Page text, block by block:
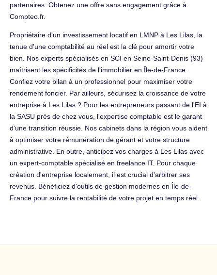
partenaires. Obtenez une offre sans engagement grâce à
Compteo.fr.
Propriétaire d'un investissement locatif en LMNP à Les Lilas, la
tenue d'une comptabilité au réel est la clé pour amortir votre
bien. Nos experts spécialisés en SCI en Seine-Saint-Denis (93)
maîtrisent les spécificités de l'immobilier en Île-de-France.
Confiez votre bilan à un professionnel pour maximiser votre
rendement foncier. Par ailleurs, sécurisez la croissance de votre
entreprise à Les Lilas ? Pour les entrepreneurs passant de l'EI à
la SASU près de chez vous, l'expertise comptable est le garant
d'une transition réussie. Nos cabinets dans la région vous aident
à optimiser votre rémunération de gérant et votre structure
administrative. En outre, anticipez vos charges à Les Lilas avec
un expert-comptable spécialisé en freelance IT. Pour chaque
création d'entreprise localement, il est crucial d'arbitrer ses
revenus. Bénéficiez d'outils de gestion modernes en Île-de-
France pour suivre la rentabilité de votre projet en temps réel.